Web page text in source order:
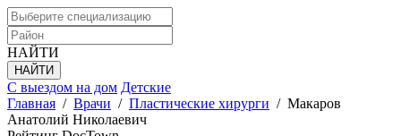
НАЙТИ
С выездом на дом Детские
Главная / Врачи / Пластические хирурги / Макаров
Анатолий Николаевич